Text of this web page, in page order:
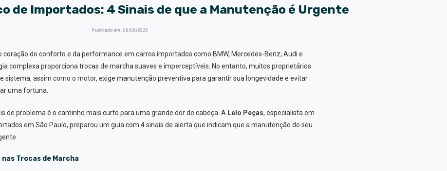
de Importados: 4 Sinais de que a Manutenção é Urgente
Publicado em: 06/08/2025
coração do conforto e da performance em carros importados como BMW, Mercedes-Benz, Audi e
complexa proporciona trocas de marcha suaves e imperceptíveis. No entanto, muitos proprietários
sistema, assim como o motor, exige manutenção preventiva para garantir sua longevidade e evitar
uma fortuna.
de problema é o caminho mais curto para uma grande dor de cabeça. A Lelo Peças, especialista em
em São Paulo, preparou um guia com 4 sinais de alerta que indicam que a manutenção do seu
Trocas de Marcha